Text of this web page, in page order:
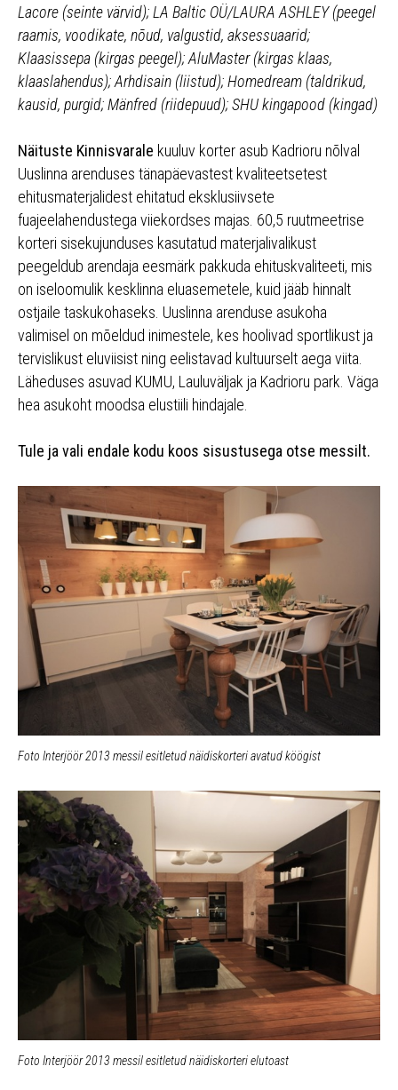
Lacore (seinte värvid); LA Baltic OÜ/LAURA ASHLEY (peegel
raamis, voodikate, nõud, valgustid, aksessuaarid;
Klaasissepa (kirgas peegel); AluMaster (kirgas klaas,
klaaslahendus); Arhdisain (liistud); Homedream (taldrikud,
kausid, purgid; Mänfred (riidepuud); SHU kingapood (kingad)
Näituste Kinnisvarale kuuluv korter asub Kadrioru nõlval
Uuslinna arenduses tänapäevastest kvaliteetsetest
ehitusmaterjalidest ehitatud eksklusiivsete
fuajeelahendustega viiekordses majas. 60,5 ruutmeetrise
korteri sisekujunduses kasutatud materjalivalikust
peegeldub arendaja eesmärk pakkuda ehituskvaliteeti, mis
on iseloomulik kesklinna eluasemetele, kuid jääb hinnalt
ostjaile taskukohaseks. Uuslinna arenduse asukoha
valimisel on mõeldud inimestele, kes hoolivad sportlikust ja
tervislikust eluviisist ning eelistavad kultuurselt aega viita.
Läheduses asuvad KUMU, Lauluväljak ja Kadrioru park. Väga
hea asukoht moodsa elustiili hindajale.
Tule ja vali endale kodu koos sisustusega otse messilt.
Foto Interjöör 2013 messil esitletud näidiskorteri avatud köögist
Foto Interjöör 2013 messil esitletud näidiskorteri elutoast